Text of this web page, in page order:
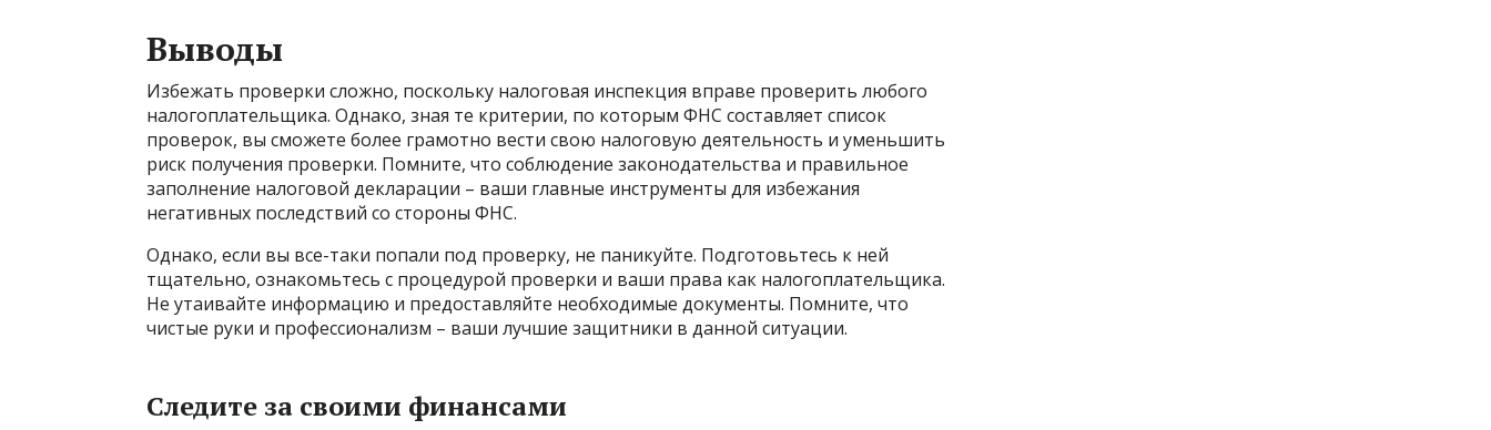
Выводы
Избежать проверки сложно, поскольку налоговая инспекция вправе проверить любого
налогоплательщика. Однако, зная те критерии, по которым ФНС составляет список
проверок, вы сможете более грамотно вести свою налоговую деятельность и уменьшить
риск получения проверки. Помните, что соблюдение законодательства и правильное
заполнение налоговой декларации – ваши главные инструменты для избежания
негативных последствий со стороны ФНС.
Однако, если вы все-таки попали под проверку, не паникуйте. Подготовьтесь к ней
тщательно, ознакомьтесь с процедурой проверки и ваши права как налогоплательщика.
Не утаивайте информацию и предоставляйте необходимые документы. Помните, что
чистые руки и профессионализм – ваши лучшие защитники в данной ситуации.
Следите за своими финансами